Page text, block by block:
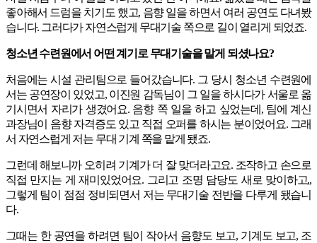
좋아해서 드럼을 치기도 했고, 음향 일을 하면서 여러 공연도 다녀봤
습니다. 그러다가 자연스럽게 무대기술 쪽으로 길이 열리게 되었죠.
청소년 수련원에서 어떤 계기로 무대기술을 맡게 되셨나요?
처음에는 시설 관리팀으로 들어갔습니다. 그 당시 청소년 수련원에
서는 공연장이 있었고, 이진원 감독님이 그 일을 하시다가 서울로 옮
기시면서 자리가 생겼어요. 음향 쪽 일을 하고 싶었는데, 팀에 계신
과장님이 음향 자격증도 있고 직접 오퍼를 하시는 분이었어요. 그래
서 자연스럽게 저는 무대 기계 쪽을 맡게 됐죠.
그런데 해보니까 오히려 기계가 더 잘 맞더라고요. 조작하고 손으로
직접 만지는 게 재미있었어요. 그리고 조명 담당도 새로 맞이하고,,
그렇게 팀이 점점 정비되면서 저는 무대기술 전반을 다루게 됐습니
다.
그때는 한 공연을 하려면 팀이 작아서 음향도 보고, 기계도 보고, 조